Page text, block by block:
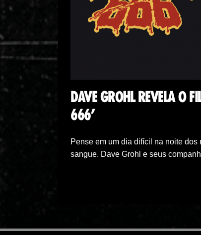
DAVE GROHL REVELA O
666’
Pense em um dia difícil na noite
sangue. Dave Grohl e seus